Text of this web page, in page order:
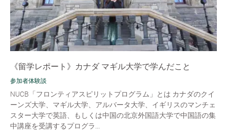
《留学レポート》カナダ マギル大学で学んだこと
参加者体験談
NUCB「フロンティアスピリットプログラム」とは カナダのクイ
ーンズ大学、マギル大学、アルバータ大学、イギリスのマンチェ
スター大学で英語、もしくは中国の北京外国語大学で中国語の集
中講座を受講するプログラ...